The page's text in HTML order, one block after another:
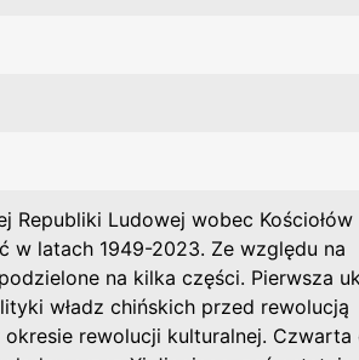
Republiki Ludowej wobec Kościołów
w latach 1949-2023. Ze względu na
na kilka części. Pierwsza
władz chińskich przed rewolucją
rewolucji kulturalnej. Czwarta